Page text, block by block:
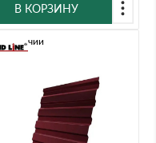
В КОРЗИНУ
В наличии